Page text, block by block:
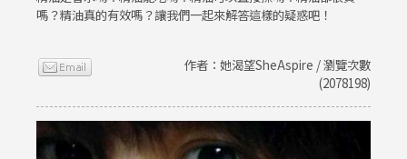
嗎？精油真的有效嗎？讓我們一起來解答這樣的疑惑吧！
作者：她渴望SheAspire / 瀏覽次數
(2078198)